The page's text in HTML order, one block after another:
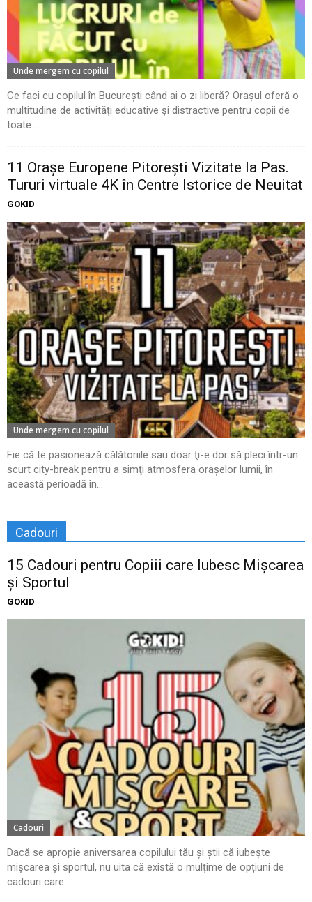
Unde mergem cu copilul
Ce faci cu copilul în București când ai o zi liberă? Orașul oferă o
multitudine de activități educative și distractive pentru copii de
toate...
11 Oraşe Europene Pitoreşti Vizitate la Pas.
Tururi virtuale 4K în Centre Istorice de Neuitat
GOKID
Unde mergem cu copilul
Fie că te pasionează călătoriile sau doar ţi-e dor să pleci într-un
scurt city-break pentru a simţi atmosfera oraşelor lumii, în
această perioadă în...
Cadouri
15 Cadouri pentru Copiii care Iubesc Mișcarea
și Sportul
GOKID
Cadouri
Dacă se apropie aniversarea copilului tău și știi că iubește
mișcarea și sportul, nu uita că există o mulțime de opțiuni de
cadouri care...